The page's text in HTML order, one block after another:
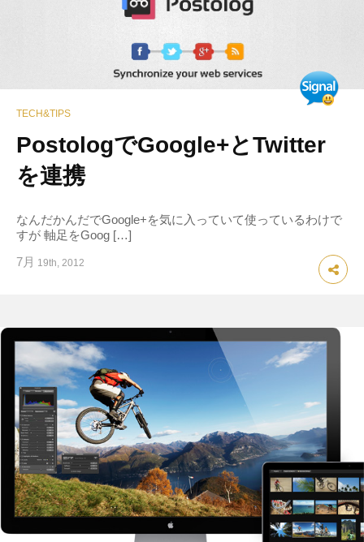
TECH&TIPS
PostologでGoogle+とTwitter
を連携
なんだかんだでGoogle+を気に入っていて使っているわけで
すが 軸足をGoog […]
7月 19th, 2012